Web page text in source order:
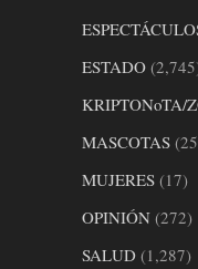
ESTADO
KRIPTONoTA/
MASCOTAS
MUJERES (17)
OPINIÓN (272)
SALUD (1,287)